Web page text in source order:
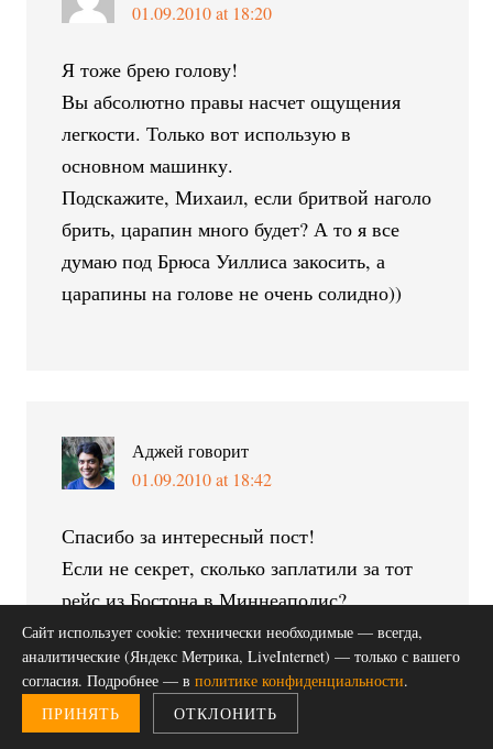
01.09.2010 at 18:20
Я тоже брею голову!
Вы абсолютно правы насчет ощущения
легкости. Только вот использую в
основном машинку.
Подскажите, Михаил, если бритвой наголо
брить, царапин много будет? А то я все
думаю под Брюса Уиллиса закосить, а
царапины на голове не очень солидно))
Аджей говорит
01.09.2010 at 18:42
Спасибо за интересный пост!
Если не секрет, сколько заплатили за тот
рейс из Бостона в Миннеаполис?
Сайт использует cookie: технически необходимые — всегда,
аналитические (Яндекс Метрика, LiveInternet) — только с вашего
согласия. Подробнее — в политике конфиденциальности.
ПРИНЯТЬ
ОТКЛОНИТЬ